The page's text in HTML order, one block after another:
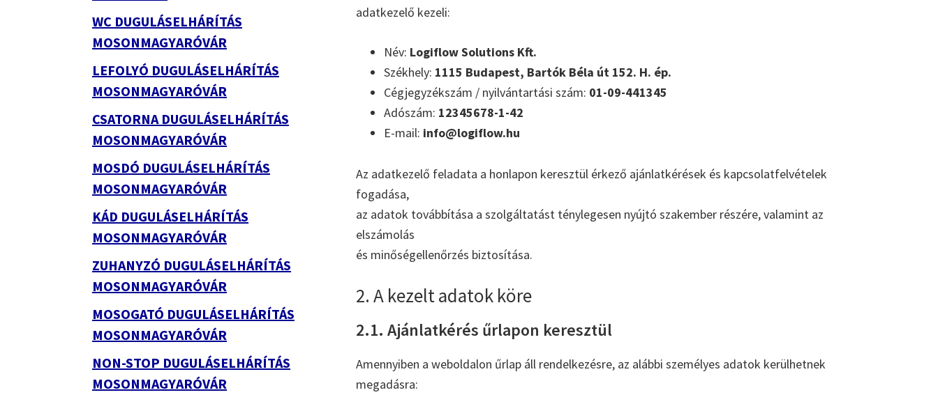
adatkezelő kezeli:
Név: Logiflow Solutions Kft.
Székhely: 1115 Budapest, Bartók Béla út 152. H. ép.
Cégjegyzékszám / nyilvántartási szám: 01-09-441345
Adószám: 12345678-1-42
E-mail: info@logiflow.hu
Az adatkezelő feladata a honlapon keresztül érkező ajánlatkérések és kapcsolatfelvételek
fogadása,
az adatok továbbítása a szolgáltatást ténylegesen nyújtó szakember részére, valamint az
elszámolás
és minőségellenőrzés biztosítása.
2. A kezelt adatok köre
2.1. Ajánlatkérés űrlapon keresztül
Amennyiben a weboldalon űrlap áll rendelkezésre, az alábbi személyes adatok kerülhetnek
megadásra:
WC DUGULÁSELHÁRÍTÁS
MOSONMAGYARÓVÁR
LEFOLYÓ DUGULÁSELHÁRÍTÁS
MOSONMAGYARÓVÁR
CSATORNA DUGULÁSELHÁRÍTÁS
MOSONMAGYARÓVÁR
MOSDÓ DUGULÁSELHÁRÍTÁS
MOSONMAGYARÓVÁR
KÁD DUGULÁSELHÁRÍTÁS
MOSONMAGYARÓVÁR
ZUHANYZÓ DUGULÁSELHÁRÍTÁS
MOSONMAGYARÓVÁR
MOSOGATÓ DUGULÁSELHÁRÍTÁS
MOSONMAGYARÓVÁR
NON-STOP DUGULÁSELHÁRÍTÁS
MOSONMAGYARÓVÁR